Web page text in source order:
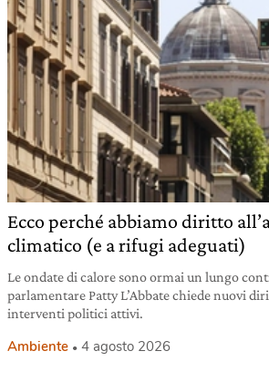
Ecco perché abbiamo diritto
climatico (e a rifugi adeguati)
Le ondate di calore sono ormai un lungo
parlamentare Patty L’Abbate chiede nuovi
interventi politici attivi.
Ambiente 4 agosto 2026